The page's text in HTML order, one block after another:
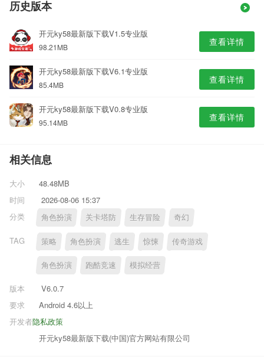
历史版本
开元ky58最新版下载V1.5专业版
98.21MB 查看详情
开元ky58最新版下载V6.1专业版
85.4MB 查看详情
开元ky58最新版下载V0.8专业版
95.14MB 查看详情
相关信息
大小
48.48MB
时间
2026-08-06 15:37
分类
角色扮演 关卡塔防 生存冒险 奇幻
TAG 策略 角色扮演 逃生 惊悚 传奇游戏
角色扮演 跑酷竞速 模拟经营
版本
V6.0.7
要求
Android 4.6以上
隐私政策
开发者
开元ky58最新版下载(中国)官方网站有限公司